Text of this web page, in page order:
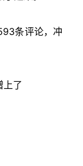
条评论，冲
了